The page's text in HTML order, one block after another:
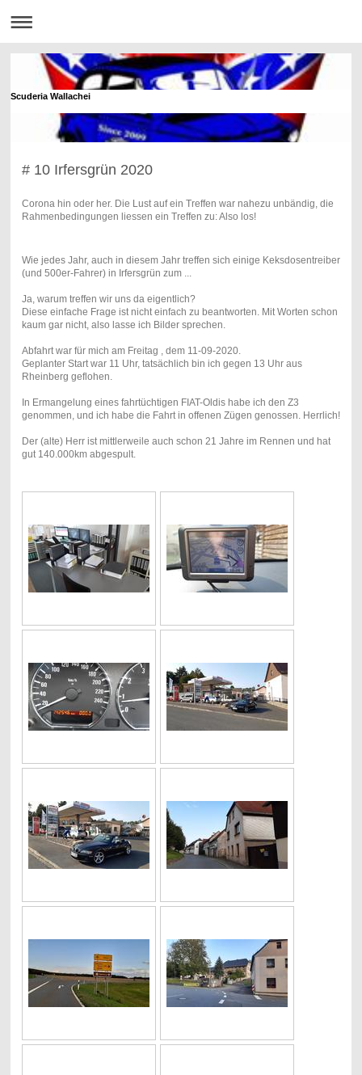
Scuderia Wallachei
# 10 Irfersgrün 2020
Corona hin oder her. Die Lust auf ein Treffen war nahezu unbändig, die
Rahmenbedingungen liessen ein Treffen zu: Also los!
Wie jedes Jahr, auch in diesem Jahr treffen sich einige Keksdosentreiber
(und 500er-Fahrer) in Irfersgrün zum ...
Ja, warum treffen wir uns da eigentlich?
Diese einfache Frage ist nicht einfach zu beantworten. Mit Worten schon
kaum gar nicht, also lasse ich Bilder sprechen.
Abfahrt war für mich am Freitag , dem 11-09-2020.
Geplanter Start war 11 Uhr, tatsächlich bin ich gegen 13 Uhr aus
Rheinberg geflohen.
In Ermangelung eines fahrtüchtigen FIAT-Oldis habe ich den Z3
genommen, und ich habe die Fahrt in offenen Zügen genossen. Herrlich!
Der (alte) Herr ist mittlerweile auch schon 21 Jahre im Rennen und hat
gut 140.000km abgespult.